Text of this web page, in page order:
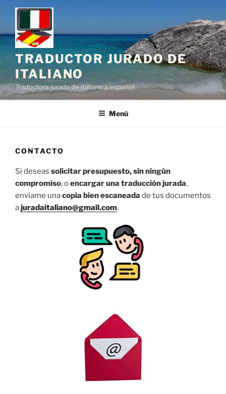
Saltar
contenido
TRADUCTOR JURADO DE
ITALIANO
Traductora jurada de italiano a español
Menú
CONTACTO
Si deseas solicitar presupuesto, sin ningún
compromiso, oencargar una traducción jurada,
envíame unacopia bien escaneada de tus documentos
ajuradaitaliano@gmail.com.